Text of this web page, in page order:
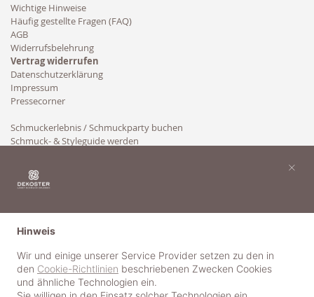
Wichtige Hinweise
Häufig gestellte Fragen (FAQ)
AGB
Widerrufsbelehrung
Vertrag widerrufen
Datenschutzerklärung
Impressum
Pressecorner
Schmuckerlebnis / Schmuckparty buchen
Schmuck- & Styleguide werden
Hinweis
Wir und einige unserer Service Provider setzen zu den in
den Cookie-Richtlinien beschriebenen Zwecken Cookies
und ähnliche Technologien ein.
×